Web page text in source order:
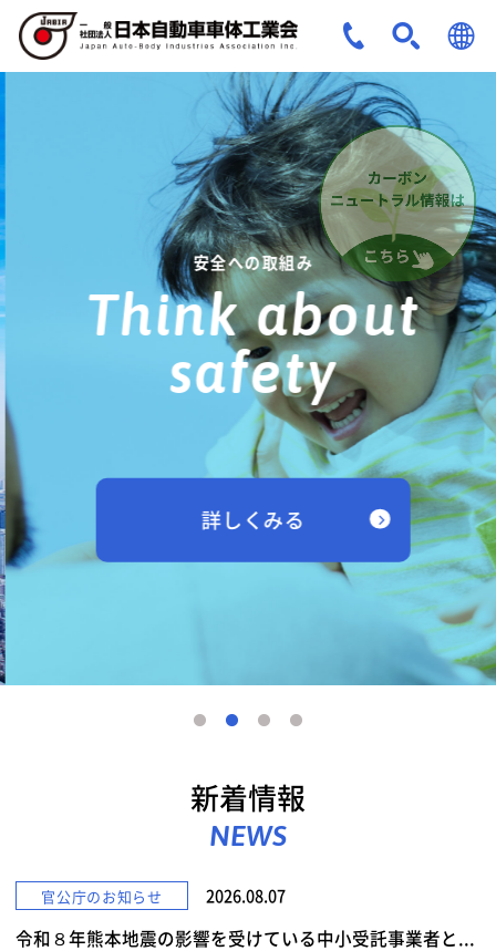
ENG
安全への取組み
Think about
safety
詳しくみる
新着情報
NEWS
官公庁のお知らせ 2026.08.07
令和８年熊本地震の影響を受けている中小受託事業者と...